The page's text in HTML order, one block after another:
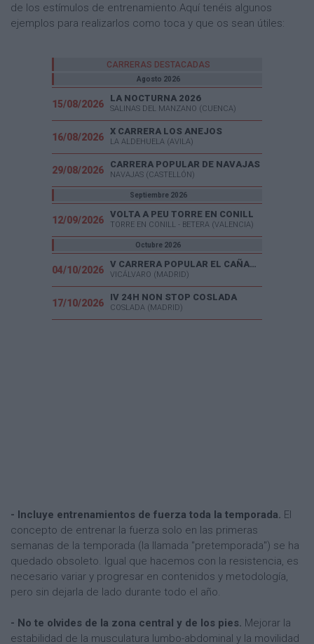
de los estímulos de entrenamiento.Aquí tenéis algunos
ejemplos para realizarlos como toca y que os sean útiles:
CARRERAS DESTACADAS
Agosto 2026
15/08/2026
LA NOCTURNA 2026
SALINAS DEL MANZANO (CUENCA)
16/08/2026
X CARRERA LOS ANEJOS
LA ALDEHUELA (AVILA)
29/08/2026
CARRERA POPULAR DE NAVAJAS
NAVAJAS (CASTELLÓN)
Septiembre 2026
12/09/2026
VOLTA A PEU TORRE EN CONILL
TORRE EN CONILL - BETERA (VALENCIA)
Octubre 2026
04/10/2026
V CARRERA POPULAR EL CAÑAVERAL
VICÁLVARO (MADRID)
17/10/2026
IV 24H NON STOP COSLADA
COSLADA (MADRID)
- Incluye entrenamientos de fuerza toda la temporada. El
concepto de entrenar la fuerza solo en las primeras
semanas de la temporada (la llamada "pretemporada") se ha
quedado obsoleto. Igual que hacemos con la resistencia, es
necesario variar y progresar en contenidos y metodología,
pero sin dejarla de lado durante todo el año.
- No te olvides de la zona central y de los pies. Mejorar la
estabilidad de la musculatura lumbo-abdominal y la movilidad